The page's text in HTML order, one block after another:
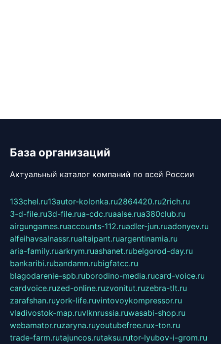
База организаций
Актуальный каталог компаний по всей России
133chel.ru13autor-kolonka.ru2864420.ru2rich.ru
3-d-file.ru3d-file.rua-cdc.ruaalse.rua380club.ru
airgungames.ruaccounts-112.ruadler-jun.ruadonyev.ru
alfeihavsalnassr.rualtaipant.ruargentinamia.ru
aria-family.ruarkrym.ruashanet.rubelgorod-day.ru
bankaribi.rubandamn.rubigfatcc.ru
blagodarenie-spb.ruborodino-media.rucard-voice.ru
cardvoice.ruzed-online.ruzvonitut.ruzebra-tlt.ru
zarafshan.ruyork-life.ruvintovoykompressor.ru
vladivostok-map.ruvlknrussia.ruwasabi-shop.ru
webamator.ruzaryna.ruyoutubefree.rux-ton.ru
trade-farm.rutajuncos.rutaksu.rutor-lyubov-i-grom.ru